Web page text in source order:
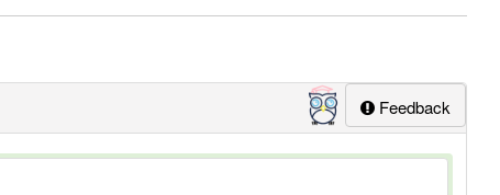
Feedback